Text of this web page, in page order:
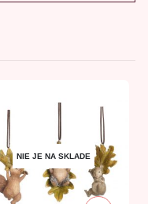
NIE JE NA SKLADE